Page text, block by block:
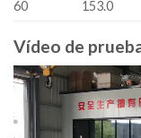
60
153.0
Vídeo de
Video
Player